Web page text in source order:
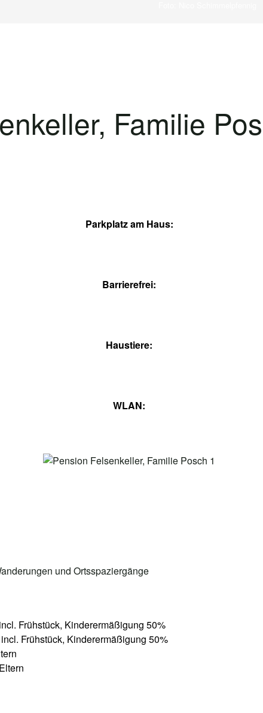
Familie
Parkplatz am Haus:
Barrierefrei:
Haustiere:
WLAN:
und Ortsspaziergänge
Frühstück, Kinderermäßigung 50%
Frühstück, Kinderermäßigung 50%